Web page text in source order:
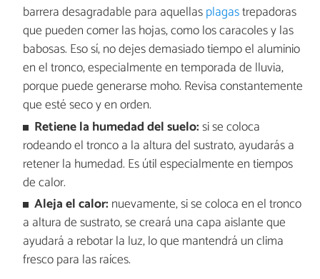
barrera desagradable para aquellasplagastrepadoras
que pueden comer las hojas, como los caracoles y las
babosas. Eso sí, no dejes demasiado tiempo el aluminio
en el tronco, especialmente en temporada de lluvia,
porque puede generarse moho. Revisa constantemente
que esté seco y en orden.
Retiene la humedad del suelo:si se coloca
rodeando el tronco a la altura del sustrato, ayudarás a
retener la humedad. Es útil especialmente en tiempos
de calor.
Aleja el calor: nuevamente, si se coloca en el tronco
a altura de sustrato, se creará una capa aislante que
ayudará a rebotar la luz, lo que mantendrá un clima
fresco para las raíces.